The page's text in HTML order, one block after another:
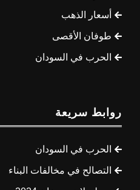
أسعار الذهب
طوفان الأقصى
الحرب في السودان
روابط سريعة
الحرب في السودان
التصالح في مخالفات البناء